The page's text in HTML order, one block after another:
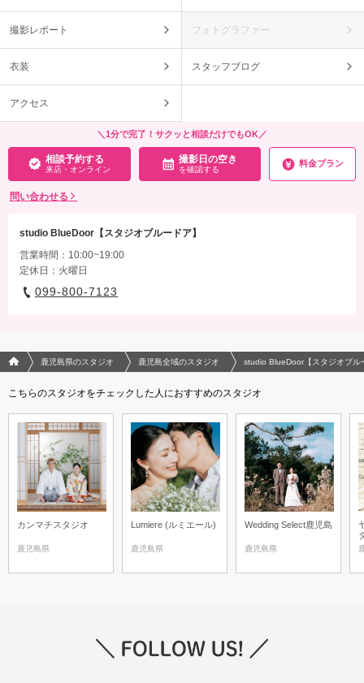
撮影レポート フォトグラファー
衣装 スタッフブログ
アクセス
＼1分で完了！サクッと相談だけでもOK／
相談予約する
来店・オンライン
撮影日の空き
を確認する
料金プラン
問い合わせる
studio BlueDoor【スタジオブルードア】
営業時間：10:00~19:00
定休日：火曜日
099-800-7123
フォトウエディング/結婚写真のPhotorait ホーム
鹿児島県のスタジオ 鹿児島全域のスタジオ studio BlueDoor【スタジオブル
こちらのスタジオをチェックした人におすすめのスタジオ
カンマチスタジオ
鹿児島県
Lumiere (ルミエール)
鹿児島県
Wedding Select鹿児島
鹿児島県